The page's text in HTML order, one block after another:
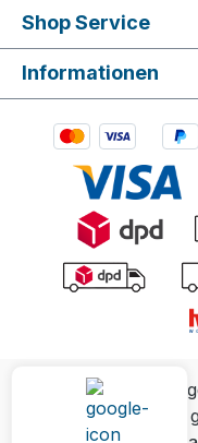
Shop Service
Informationen
Alle Preise inkl.
Versandkostenund